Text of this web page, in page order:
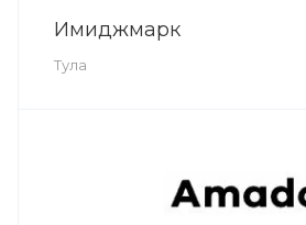
Имиджмарк
Тула